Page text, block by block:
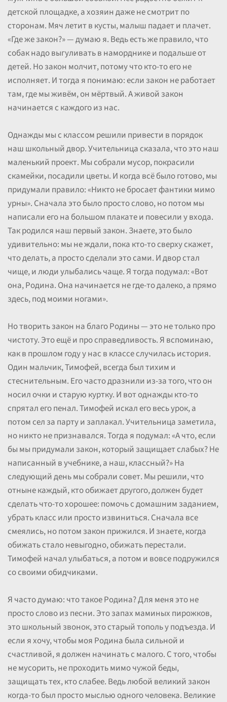
детской площадке, а хозяин даже не смотрит по
сторонам. Мяч летит в кусты, малыш падает и плачет.
«Где же закон?» — думаю я. Ведь есть же правило, что
собак надо выгуливать в наморднике и подальше от
детей. Но закон молчит, потому что кто-то его не
исполняет. И тогда я понимаю: если закон не работает
там, где мы живём, он мёртвый. А живой закон
начинается с каждого из нас.
Однажды мы с классом решили привести в порядок
наш школьный двор. Учительница сказала, что это наш
маленький проект. Мы собрали мусор, покрасили
скамейки, посадили цветы. И когда всё было готово, мы
придумали правило: «Никто не бросает фантики мимо
урны». Сначала это было просто слово, но потом мы
написали его на большом плакате и повесили у входа.
Так родился наш первый закон. Знаете, это было
удивительно: мы не ждали, пока кто-то сверху скажет,
что делать, а просто сделали это сами. И двор стал
чище, и люди улыбались чаще. Я тогда подумал: «Вот
она, Родина. Она начинается не где-то далеко, а прямо
здесь, под моими ногами».
Но творить закон на благо Родины — это не только про
чистоту. Это ещё и про справедливость. Я вспоминаю,
как в прошлом году у нас в классе случилась история.
Один мальчик, Тимофей, всегда был тихим и
стеснительным. Его часто дразнили из-за того, что он
носил очки и старую куртку. И вот однажды кто-то
спрятал его пенал. Тимофей искал его весь урок, а
потом сел за парту и заплакал. Учительница заметила,
но никто не признавался. Тогда я подумал: «А что, если
бы мы придумали закон, который защищает слабых? Не
написанный в учебнике, а наш, классный?» На
следующий день мы собрали совет. Мы решили, что
отныне каждый, кто обижает другого, должен будет
сделать что-то хорошее: помочь с домашним заданием,
убрать класс или просто извиниться. Сначала все
смеялись, но потом закон прижился. И знаете, когда
обижать стало невыгодно, обижать перестали.
Тимофей начал улыбаться, а потом и вовсе подружился
со своими обидчиками.
Я часто думаю: что такое Родина? Для меня это не
просто слово из песни. Это запах маминых пирожков,
это школьный звонок, это старый тополь у подъезда. И
если я хочу, чтобы моя Родина была сильной и
счастливой, я должен начинать с малого. С того, чтобы
не мусорить, не проходить мимо чужой беды,
защищать тех, кто слабее. Ведь любой великий закон
когда-то был просто мыслью одного человека. Великие